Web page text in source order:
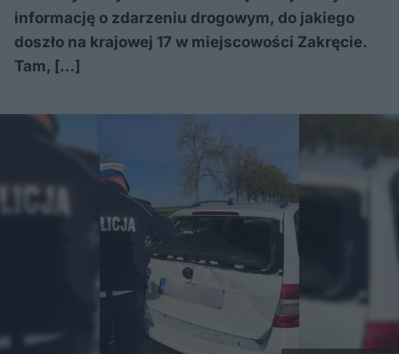
informację o zdarzeniu drogowym, do jakiego
doszło na krajowej 17 w miejscowości Zakręcie.
Tam, […]